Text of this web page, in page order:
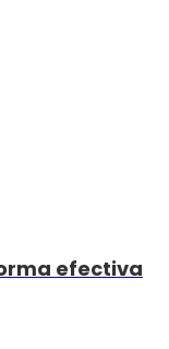
efectiva